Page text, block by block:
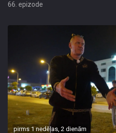
66. epizode
pirms 1 nedēļas, 2 dienām